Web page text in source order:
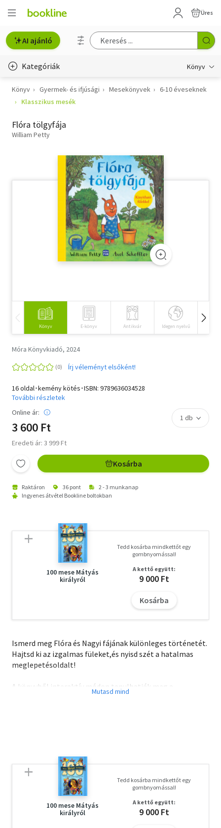
Üres
AI ajánló
Kategóriák Könyv
Életmód, egészség
Gyermek- és ifjúsági
Hobbi, szabadidő
Szótár, nyelvkönyv
Tankönyv, segédkönyv
Természettudomány
Történelem
Vallás
Könyv Gyermek- és ifjúsági Mesekönyvek
6-10 éveseknek
Klasszikus mesék
Flóra tölgyfája
William Petty
Könyv E-könyv Antikvár Idegen nyelvű
Móra Könyvkiadó, 2024
Írj véleményt elsőként!
16 oldal･kemény kötés･ISBN: 9789636034528
További részletek
Online ár:
3 600 Ft
Eredeti ár: 3 999 Ft
Kosárba
Raktáron 36 pont
2 - 3 munkanap
Ingyenes átvétel Bookline boltokban
100 mese Mátyás
királyról
Tedd kosárba mindkettőt egy
gombnyomással!
A kettő együtt:
9 000 Ft
Kosárba
Ismerd meg Flóra és Nagyi fájának különleges történetét.
Hajtsd ki az izgalmas füleket,és nyisd szét a hatalmas
meglepetésoldalt!
A könyvből interaktív módon tanulhatják meg a
100 mese Mátyás
királyról
Tedd kosárba mindkettőt egy
gombnyomással!
A kettő együtt:
9 000 Ft